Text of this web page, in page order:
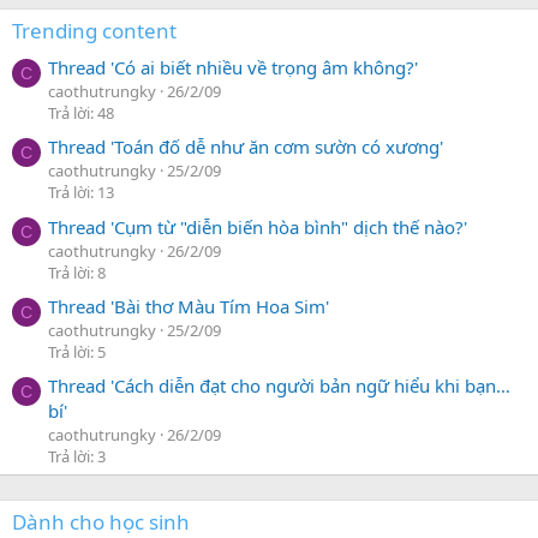
Trending content
C Thread 'Có ai biết nhiều về trọng âm không?'
caothutrungky 26/2/09
Trả lời: 48
C Thread 'Toán đố dễ như ăn cơm sườn có xương'
caothutrungky 25/2/09
Trả lời: 13
C Thread 'Cụm từ "diễn biến hòa bình" dịch thế nào?'
caothutrungky 26/2/09
Trả lời: 8
C Thread 'Bài thơ Màu Tím Hoa Sim'
caothutrungky 25/2/09
Trả lời: 5
C
Thread 'Cách diễn đạt cho người bản ngữ hiểu khi bạn…
bí'
caothutrungky 26/2/09
Trả lời: 3
Dành cho học sinh